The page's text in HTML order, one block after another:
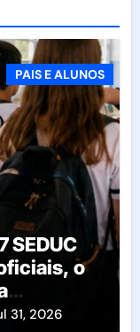
PAIS E ALUNOS
SEDUC
o
31, 2026